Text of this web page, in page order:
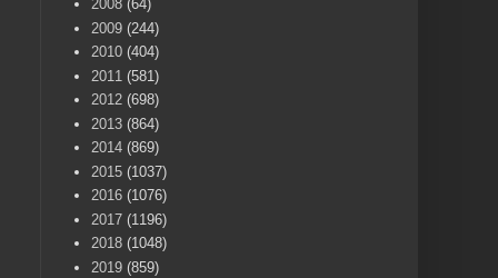
2008 (64)
2009 (244)
2010 (404)
2011 (581)
2012 (698)
2013 (864)
2014 (869)
2015 (1037)
2016 (1076)
2017 (1196)
2018 (1048)
2019 (859)